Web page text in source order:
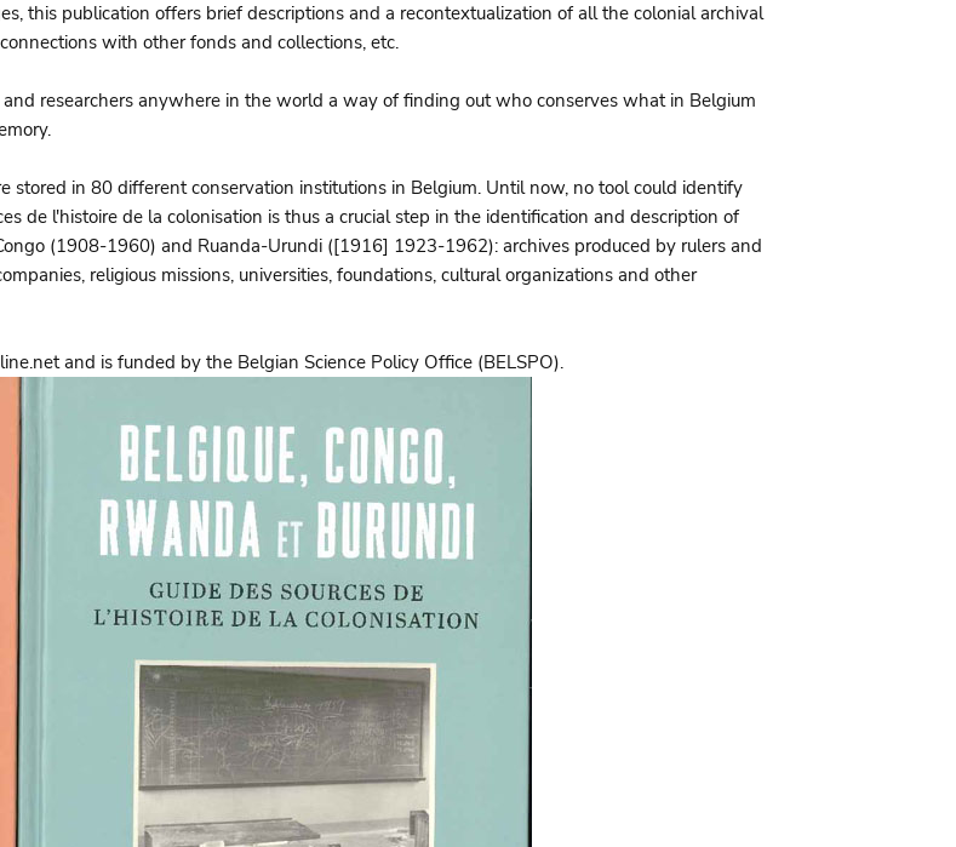
this publication offers brief descriptions and a recontextualization of all the colonial archival
with other fonds and collections, etc.
researchers anywhere in the world a way of finding out who conserves what in Belgium
stored in 80 different conservation institutions in Belgium. Until now, no tool could identify
de l'histoire de la colonisation is thus a crucial step in the identification and description of
(1908-1960) and Ruanda-Urundi ([1916] 1923-1962): archives produced by rulers and
religious missions, universities, foundations, cultural organizations and other
and is funded by the Belgian Science Policy Office (BELSPO).